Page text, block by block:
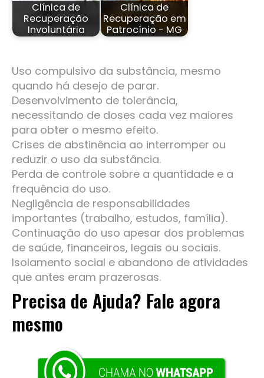
Clínica de
Recuperação
Involuntária
Clínica de
Recuperação em
Patrocínio - MG
Uso compulsivo da substância, mesmo
quando há desejo de parar.
Desenvolvimento de tolerância,
necessitando de doses cada vez maiores
para obter o mesmo efeito.
Crises de abstinência ao interromper ou
reduzir o uso da substância.
Perda de controle sobre a quantidade e a
frequência do uso.
Negligência de responsabilidades
importantes (trabalho, estudos, família).
Continuação do uso apesar dos problemas
de saúde, financeiros, legais ou sociais.
Isolamento social e abandono de atividades
que antes eram prazerosas.
Precisa de Ajuda? Fale agora
mesmo